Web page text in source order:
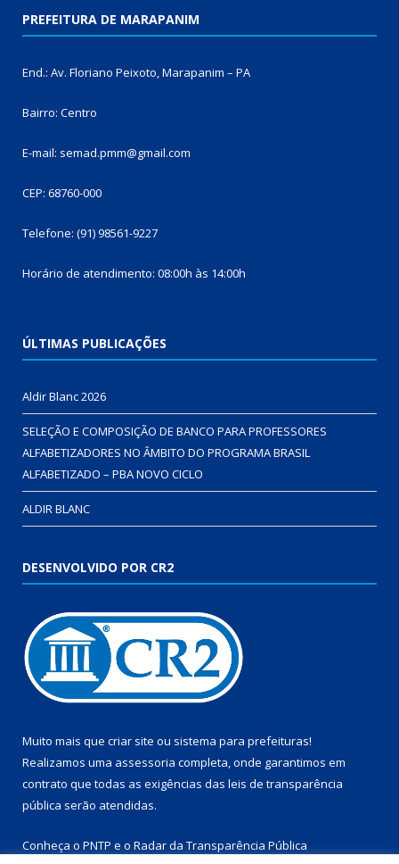
PREFEITURA DE MARAPANIM
End.: Av. Floriano Peixoto, Marapanim – PA
Bairro: Centro
E-mail: semad.pmm@gmail.com
CEP: 68760-000
Telefone: (91) 98561-9227
Horário de atendimento: 08:00h às 14:00h
ÚLTIMAS PUBLICAÇÕES
Aldir Blanc 2026
SELEÇÃO E COMPOSIÇÃO DE BANCO PARA PROFESSORES
ALFABETIZADORES NO ÂMBITO DO PROGRAMA BRASIL
ALFABETIZADO – PBA NOVO CICLO
ALDIR BLANC
DESENVOLVIDO POR CR2
Muito mais que criar site ou sistema para prefeituras!
Realizamos uma assessoria completa, onde garantimos em
contrato que todas as exigências das leis de transparência
pública serão atendidas.
Conheça o PNTP e o Radar da Transparência Pública